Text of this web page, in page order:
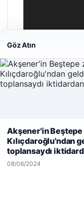
Hastaş Beton
deneyiminizi
kullanıyoruz.Çerez
Reddet
Göz Atın
Akşener'in
Kılıçdaroğlu'ndan
toplansaydı
08/06/2024